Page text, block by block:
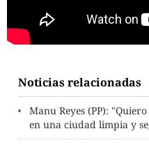
Noticias relacionadas
Manu Reyes (PP):
en una ciudad limpia y